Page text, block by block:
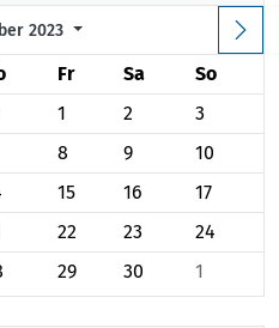
2023
Fr Sa
So
1 2
3
8 9
10
15 16
17
22 23
24
29 30 1